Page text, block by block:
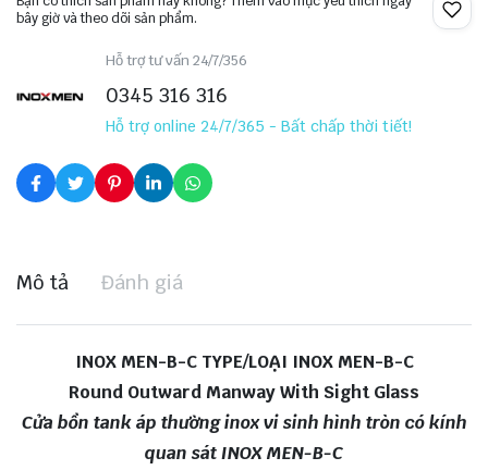
bây giờ và theo dõi sản phẩm.
Hỗ trợ tư vấn 24/7/356
0345 316 316
Hỗ trợ online 24/7/365 - Bất chấp thời tiết!
Mô tả Đánh giá
INOX MEN-B-C TYPE/LOẠI INOX MEN-B-C
Round Outward Manway With Sight Glass
Cửa bồn tank áp thường inox vi sinh hình tròn có kính
quan sát INOX MEN-B-C